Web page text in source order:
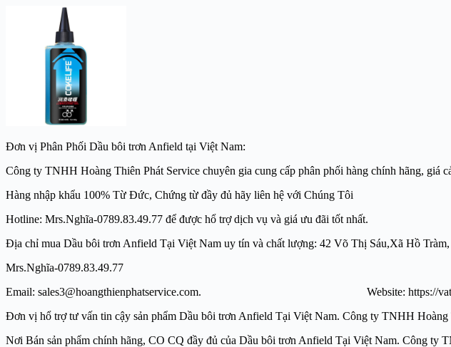
Đơn vị Phân Phối Dầu bôi trơn Anfield tại Việt Nam:
Công ty TNHH Hoàng Thiên Phát Service chuyên gia cung cấp phân phối hàng chính hãng, giá
Hàng nhập khẩu 100% Từ Đức, Chứng từ đầy đủ hãy liên hệ với Chúng Tôi
Hotline: Mrs.Nghĩa-0789.83.49.77 để được hổ trợ dịch vụ và giá ưu đãi tốt nhất.
Địa chỉ mua Dầu bôi trơn Anfield Tại Việt Nam uy tín và chất lượng: 42 Võ Thị Sáu,Xã Hồ
Mrs.Nghĩa-0789.83.49.77
Email: sales3@hoangthienphatservice.com. Website: https://
Đơn vị hổ trợ tư vấn tin cậy sản phẩm Dầu bôi trơn Anfield Tại Việt Nam. Công ty TNHH Hoàng
Nơi Bán sản phẩm chính hãng, CO CQ đầy đủ của Dầu bôi trơn Anfield